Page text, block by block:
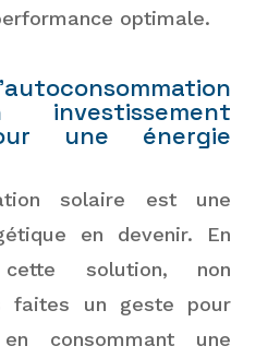
optimale.
une énergie
solaire est une
en devenir. En
solution, non
faites un geste pour
consommant une